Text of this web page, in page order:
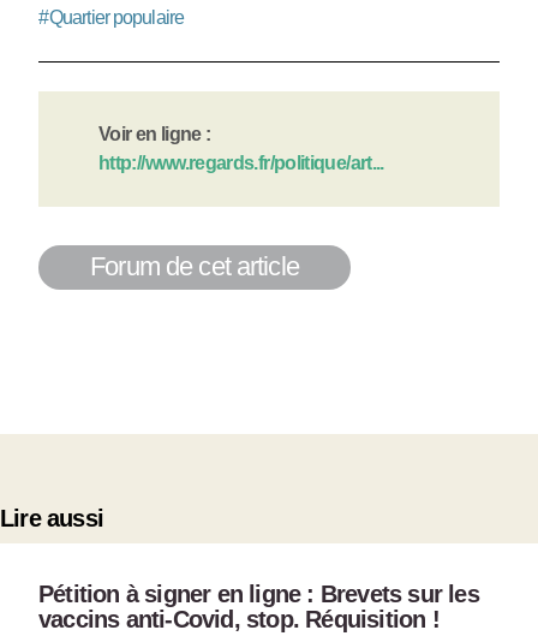
#Quartier populaire
Voir en ligne :
http://www.regards.fr/politique/art...
Forum de cet article
Lire aussi
Pétition à signer en ligne : Brevets sur les
vaccins anti-Covid, stop. Réquisition !